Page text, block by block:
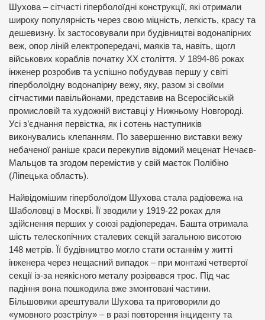
Шухова – сітчасті гіперболоїдні конструкції, які отримали
широку популярність через свою міцність, легкість, красу та
дешевизну. Їх застосовували при будівництві водонапірних
веж, опор ліній електропередачі, маяків та, навіть, щогл
військових кораблів початку ХХ століття. У 1894-86 роках
інженер розробив та успішно побудував першу у світі
гіперболоїдну водонапірну вежу, яку, разом зі своїми
сітчастими павільйонами, представив на Всеросійській
промисловій та художній виставці у Нижньому Новгороді.
Усі з’єднання первістка, як і сотень наступників
виконувались клепанням. По завершенню виставки вежу
небаченої раніше краси перекупив відомий меценат Нечаєв-
Мальцов та згодом перемістив у свій маєток Полібіно
(Ліпецька область).
Найвідомішим гіперболоїдом Шухова стала радіовежа на
Шаболовці в Москві. Її зводили у 1919-22 роках для
здійснення перших у союзі радіопередач. Башта отримала
шість телескопічних сталевих секцій загальною висотою
148 метрів. Її будівництво могло стати останнім у житті
інженера через нещасний випадок – при монтажі четвертої
секції із-за неякісного металу розірвався трос. Під час
падіння вона пошкодила вже змонтовані частини.
Більшовики арештували Шухова та приговорили до
«умовного розстрілу» – в разі повторення інциденту та